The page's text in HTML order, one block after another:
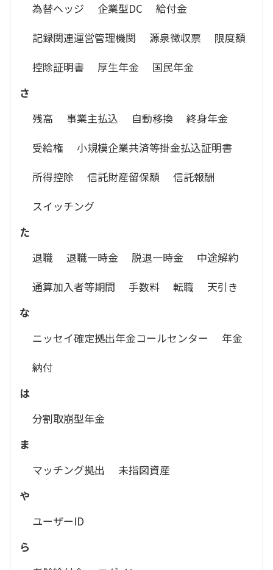
為替ヘッジ
企業型DC
給付金
記録関連運営管理機関
源泉徴収票
限度額
控除証明書
厚生年金
国民年金
さ
残高
事業主払込 自動移換
終身年金
受給権
小規模企業共済等掛金払込証明書
所得控除
信託財産留保額
信託報酬
スイッチング
た
退職
退職一時金 脱退一時金
中途解約
通算加入者等期間
手数料 転職
天引き
な
ニッセイ確定拠出年金コールセンター
年金
納付
は
分割取崩型年金
ま
マッチング拠出
未指図資産
や
ユーザーID
ら